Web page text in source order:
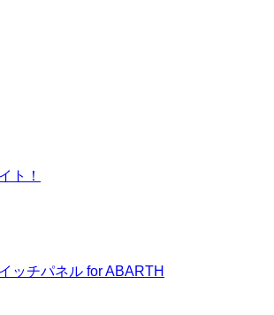
ト！
ッチパネル for ABARTH